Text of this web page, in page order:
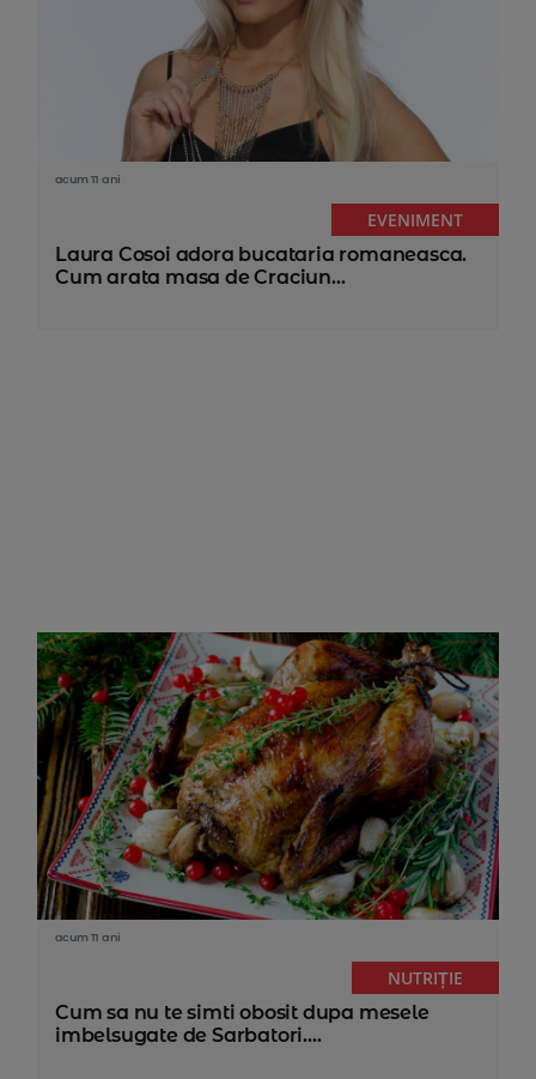
acum 11 ani
EVENIMENT
Laura Cosoi adora bucataria romaneasca.
Cum arata masa de Craciun...
acum 11 ani
NUTRIȚIE
Cum sa nu te simti obosit dupa mesele
imbelsugate de Sarbatori....